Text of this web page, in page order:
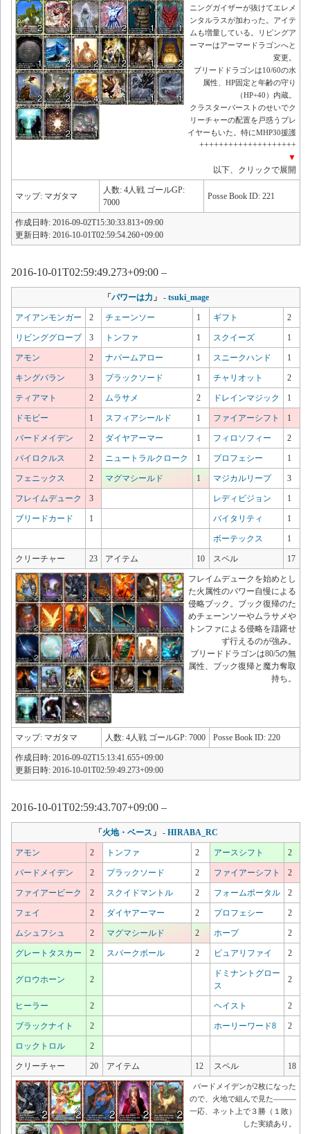
ニングガイザーが抜けてエレメ
ンタルラスが加わった。アイテ
ムも増量している。リビングア
ーマーはアーマードラゴンへと
変更。
ブリードドラゴンは10/60の水
属性、HP固定と年齢の守り
（HP+40）内蔵。
クラスターバーストのせいでク
リーチャーの配置を戸惑うプレ
イヤーもいた。特にMHP30援護
++++++++++++++++++++
▼
以下、クリックで展開
マップ: マガタマ
人数: 4人戦 ゴールGP:
7000
Posse Book ID: 221
作成日時: 2016-09-02T15:30:33.813+09:00
更新日時: 2016-10-01T02:59:54.260+09:00
2016-10-01T02:59:49.273+09:00 –
「パワーは力 」 - tsuki_mage
アイアンモンガー 2 チェーンソー 1 ギフト 2
リビンググローブ 3 トンファ 1 スクイーズ 1
アモン 2 ナパームアロー 1 スニークハンド 1
キングバラン 3 プラックソード 1 チャリオット 2
ティアマト 2 ムラサメ 2 ドレインマジック 1
ドモビー 1 スフィアシールド 1 ファイアーシフト 1
バードメイデン 2 ダイヤアーマー 1 フィロソフィー 2
パイロクルス 2 ニュートラルクローク 1 プロフェシー 1
フェニックス 2 マグマシールド 1 マジカルリープ 3
フレイムデューク 3 レディビジョン 1
ブリードカード 1 バイタリティ 1
ボーテックス 1
クリーチャー 23 アイテム 10 スペル 17
フレイムデュークを始めとし
た火属性のパワー自慢による
侵略ブック。ブック復帰のた
めチェーンソーやムラサメや
トンファによる侵略を躊躇せ
ず行えるのが強み。
ブリードドラゴンは80/5の無
属性、ブック復帰と魔力奪取
持ち。
マップ: マガタマ 人数: 4人戦 ゴールGP: 7000 Posse Book ID: 220
作成日時: 2016-09-02T15:13:41.655+09:00
更新日時: 2016-10-01T02:59:49.273+09:00
2016-10-01T02:59:43.707+09:00 –
「火地・ベース 」 - HIRABA_RC
アモン 2 トンファ 2 アースシフト 2
バードメイデン 2 プラックソード 2 ファイアーシフト 2
ファイアービーク 2 スクイドマントル 2 フォームポータル 2
フェイ 2 ダイヤアーマー 2 プロフェシー 2
ムシュフシュ 2 マグマシールド 2 ホープ 2
グレートタスカー 2 スパークボール 2 ピュアリファイ 2
グロウホーン 2
ドミナントグロー
ス
2
ヒーラー 2 ヘイスト 2
ブラックナイト 2 ホーリーワード8 2
ロックトロル 2
クリーチャー 20 アイテム 12 スペル 18
バードメイデンが2枚になった
ので、火地で組んで見た―――
一応、ネット上で３勝（１敗）
した実績あり。